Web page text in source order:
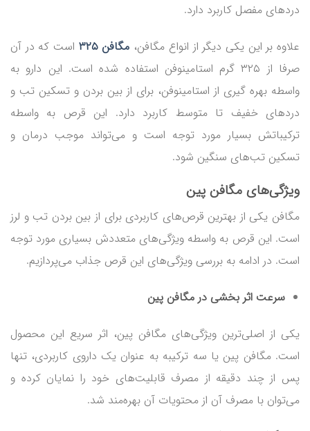
دردهای مفصل کاربرد دارد.
علاوه بر این یکی دیگر از انواع مگافن، مگافن ۳۲۵
است که در آن
صرفا از ۳۲۵ گرم استامینوفن استفاده شده است. این دارو به
واسطه بهره گیری از استامینوفن، برای از بین بردن و تسکین تب و
دردهای خفیف تا متوسط کاربرد دارد. این قرص به واسطه
ترکیباتش بسیار مورد توجه است و می‌تواند موجب درمان و
تسکین تب‌های سنگین شود.
ویژگی‌های مگافن پین
مگافن یکی از بهترین قرص‌های کاربردی برای از بین بردن تب و لرز
است. این قرص به واسطه ویژگی‌های متعددش بسیاری مورد توجه
است. در ادامه به بررسی ویژگی‌های این قرص جذاب می‌پردازیم.
سرعت اثر بخشی در مگافن پین
یکی از اصلی‌ترین ویژگی‌های مگافن پین، اثر سریع این محصول
است. مگافن پین یا سه ترکیبه به عنوان یک داروی کاربردی، تنها
پس از چند دقیقه از مصرف قابلیت‌های خود را نمایان کرده و
می‌توان با مصرف آن از محتویات آن بهره‌مند شد.